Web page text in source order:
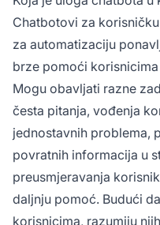
Chatbotovi za
za automatizaciju
brze pomoći
Mogu obavljati razne
česta pitanja, vođenja
jednostavnih problema,
povratnih informacija u
preusmjeravanja
daljnju pomoć. Budući
korisnicima, razumiju